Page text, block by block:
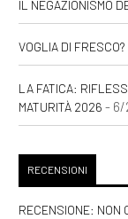
IL NEGAZIONISMO
VOGLIA DI
LA FATICA:
MATURITÀ 2026 - 6/
RECENSIONI
RECENSIONE: NON